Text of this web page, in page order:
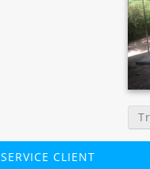
SERVICE CLIENT